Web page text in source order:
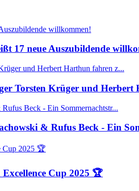
17 neue Auszubildende
Torsten Krüger und
& Rufus Beck - Ein
Cup 2025 🏆